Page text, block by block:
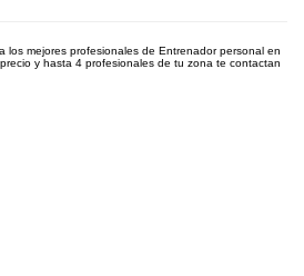
los mejores profesionales de Entrenador personal en
y hasta 4 profesionales de tu zona te contactan